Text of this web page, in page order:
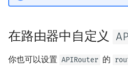
在路由器中自定义
你也可以设置 APIRouter 的